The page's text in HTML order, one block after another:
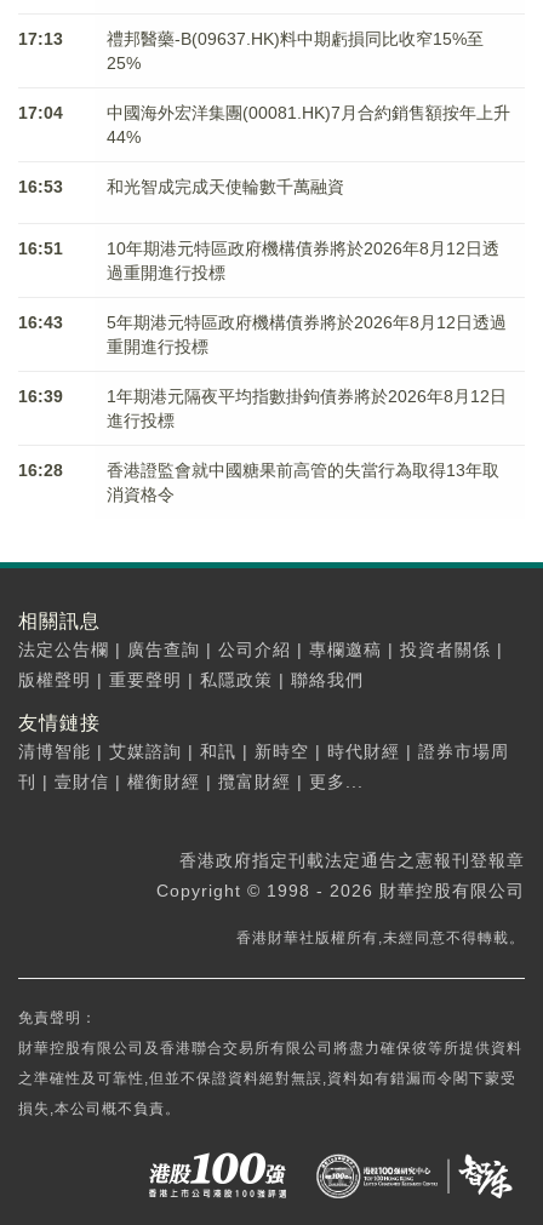
17:13
禮邦醫藥-B(09637.HK)料中期虧損同比收窄15%至
25%
17:04
中國海外宏洋集團(00081.HK)7月合約銷售額按年上升
44%
16:53 和光智成完成天使輪數千萬融資
16:51
10年期港元特區政府機構債券將於2026年8月12日透
過重開進行投標
16:43
5年期港元特區政府機構債券將於2026年8月12日透過
重開進行投標
16:39
1年期港元隔夜平均指數掛鉤債券將於2026年8月12日
進行投標
16:28
香港證監會就中國糖果前高管的失當行為取得13年取
消資格令
相關訊息
法定公告欄 | 廣告查詢 | 公司介紹 | 專欄邀稿 | 投資者關係 |
版權聲明 | 重要聲明 | 私隱政策 | 聯絡我們
友情鏈接
清博智能 | 艾媒諮詢 | 和訊 | 新時空 | 時代財經 | 證券市場周
刊
| 壹財信 | 權衡財經 | 攬富財經 | 更多...
香港政府指定刊載法定通告之憲報刊登報章
Copyright © 1998 - 2026 財華控股有限公司
香港財華社版權所有,未經同意不得轉載。
免責聲明：
財華控股有限公司及香港聯合交易所有限公司將盡力確保彼等所提供資料
之準確性及可靠性,但並不保證資料絕對無誤,資料如有錯漏而令閣下蒙受
損失,本公司概不負責。